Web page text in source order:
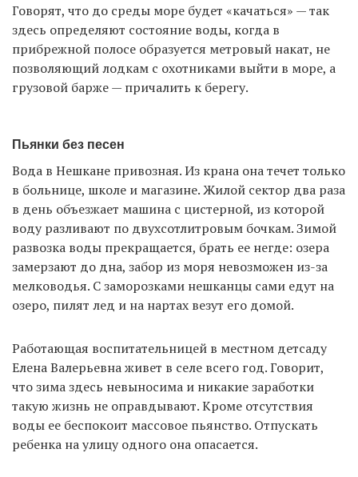
Говорят, что до среды море будет «качаться» — так
здесь определяют состояние воды, когда в
прибрежной полосе образуется метровый накат, не
позволяющий лодкам с охотниками выйти в море, а
грузовой барже — причалить к берегу.
Пьянки без песен
Вода в Нешкане привозная. Из крана она течет только
в больнице, школе и магазине. Жилой сектор два раза
в день объезжает машина с цистерной, из которой
воду разливают по двухсотлитровым бочкам. Зимой
развозка воды прекращается, брать ее негде: озера
замерзают до дна, забор из моря невозможен из-за
мелководья. С заморозками нешканцы сами едут на
озеро, пилят лед и на нартах везут его домой.
Работающая воспитательницей в местном детсаду
Елена Валерьевна живет в селе всего год. Говорит,
что зима здесь невыносима и никакие заработки
такую жизнь не оправдывают. Кроме отсутствия
воды ее беспокоит массовое пьянство. Отпускать
ребенка на улицу одного она опасается.